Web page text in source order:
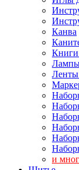
Канва
и